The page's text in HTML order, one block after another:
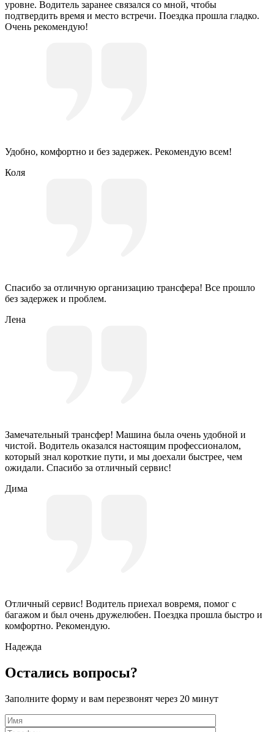
уровне. Водитель заранее связался со мной, чтобы
подтвердить время и место встречи. Поездка прошла гладко.
Очень рекомендую!
Удобно, комфортно и без задержек. Рекомендую всем!
Коля
Спасибо за отличную организацию трансфера! Все прошло
без задержек и проблем.
Лена
Замечательный трансфер! Машина была очень удобной и
чистой. Водитель оказался настоящим профессионалом,
который знал короткие пути, и мы доехали быстрее, чем
ожидали. Спасибо за отличный сервис!
Дима
Отличный сервис! Водитель приехал вовремя, помог с
багажом и был очень дружелюбен. Поездка прошла быстро и
комфортно. Рекомендую.
Надежда
Остались вопросы?
Заполните форму и вам перезвонят через 20 минут